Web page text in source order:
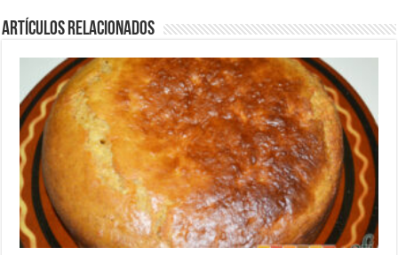
Artículos relacionados